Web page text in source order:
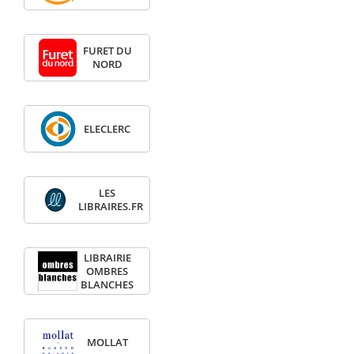
FURET DU
NORD
ELECLERC
LES
LIBRAIRES.FR
LIBRAIRIE
OMBRES
BLANCHES
MOLLAT